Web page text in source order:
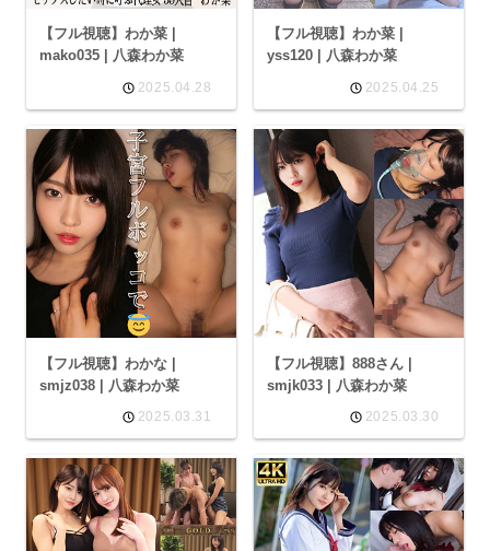
【フル視聴】わか菜 |
mako035 | 八森わか菜
2025.04.28
【フル視聴】わか菜 |
yss120 | 八森わか菜
2025.04.25
【フル視聴】わかな |
smjz038 | 八森わか菜
2025.03.31
【フル視聴】888さん |
smjk033 | 八森わか菜
2025.03.30